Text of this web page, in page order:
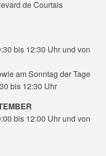
de Courtais
bis 12:30 Uhr und von
am Sonntag der Tage
bis 12:30 Uhr
bis 12:00 Uhr und von